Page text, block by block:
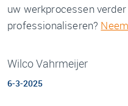
uw werkprocessen
professionaliseren?
Wilco Vahrmeijer
6-3-2025